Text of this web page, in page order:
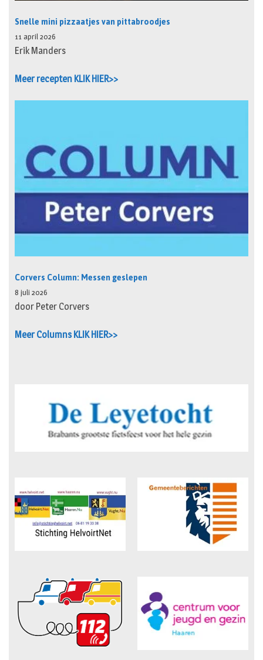
Snelle mini pizzaatjes van pittabroodjes
11 april 2026
Erik Manders
Meer recepten KLIK HIER>>
Corvers Column: Messen geslepen
8 juli 2026
door Peter Corvers
Meer Columns KLIK HIER>>